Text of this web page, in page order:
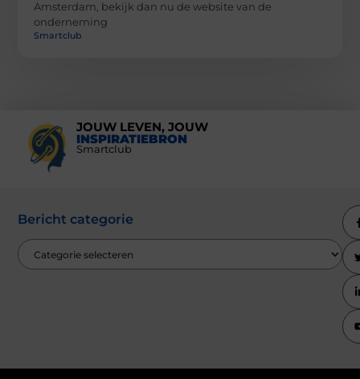
Amsterdam, bekijk dan nu de website van de
onderneming
Smartclub
JOUW LEVEN, JOUW
INSPIRATIEBRON
Smartclub
Bericht categorie